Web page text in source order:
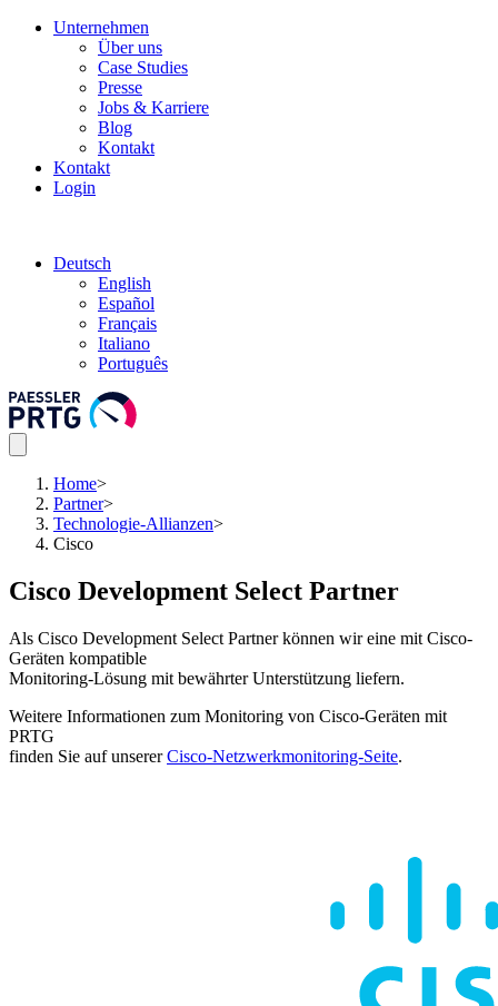
Unternehmen
Über uns
Case Studies
Presse
Jobs & Karriere
Blog
Kontakt
Kontakt
Login
Deutsch
English
Español
Français
Italiano
Português
Home>
Partner>
Technologie-Allianzen>
Cisco
Cisco Development Select Partner
Als Cisco Development Select Partner können wir eine mit Cisco-
Geräten kompatible
Monitoring-Lösung mit bewährter Unterstützung liefern.
Weitere Informationen zum Monitoring von Cisco-Geräten mit
PRTG
finden Sie auf unsererCisco-Netzwerkmonitoring-Seite.